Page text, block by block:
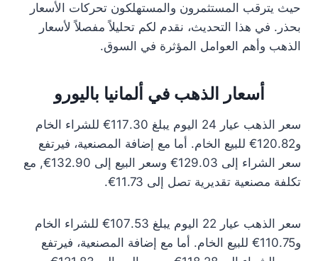
حيث يترقب المستثمرون والمستهلكون تحركات الأسعار
بحذر. في هذا التحديث، نقدم لكم تحليلاً مفصلاً لأسعار
الذهب وأهم العوامل المؤثرة في السوق.
أسعار الذهب في ألمانيا باليورو
سعر الذهب عيار 24 اليوم يبلغ 117.30€ للشراء الخام
و120.82€ للبيع الخام. أما مع إضافة المصنعية، فيرتفع
سعر الشراء إلى 129.03€ وسعر البيع إلى 132.90€, مع
تكلفة مصنعية تقديرية تصل إلى 11.73€.
سعر الذهب عيار 22 اليوم يبلغ 107.53€ للشراء الخام
و110.75€ للبيع الخام. أما مع إضافة المصنعية، فيرتفع